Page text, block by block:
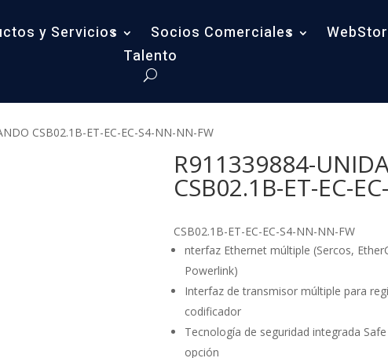
y Servicios Socios Comerciales
Talento
CSB02.1B-ET-EC-EC-S4-NN-NN-FW
R911339884-
CSB02.1B-ET-EC-
CSB02.1B-ET-EC-EC-S4-NN-NN-FW
nterfaz Ethernet múltiple (Sercos,
Powerlink)
Interfaz de transmisor múltiple para
codificador
Tecnología de seguridad integrada
opción